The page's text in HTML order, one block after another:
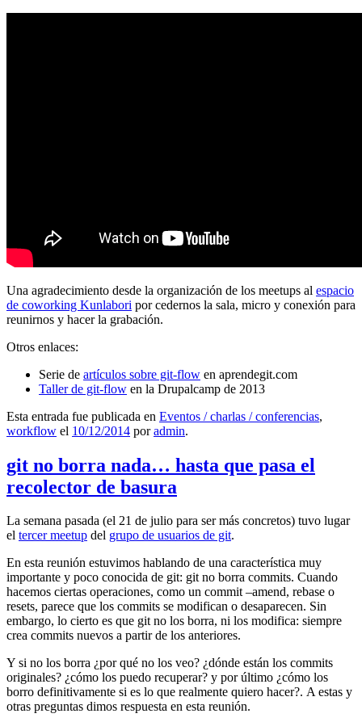
Una agradecimiento desde la organización de los meetups al espacio
de coworking Kunlabori por cedernos la sala, micro y conexión para
reunirnos y hacer la grabación.
Otros enlaces:
Serie de artículos sobre git-flow en aprendegit.com
Taller de git-flow en la Drupalcamp de 2013
Esta entrada fue publicada en Eventos / charlas / conferencias,
workflow el 10/12/2014 poradmin.
git no borra nada… hasta que pasa el
recolector de basura
La semana pasada (el 21 de julio para ser más concretos) tuvo lugar
el tercer meetup del grupo de usuarios de git.
En esta reunión estuvimos hablando de una característica muy
importante y poco conocida de git: git no borra commits. Cuando
hacemos ciertas operaciones, como un commit –amend, rebase o
resets, parece que los commits se modifican o desaparecen. Sin
embargo, lo cierto es que git no los borra, ni los modifica: siempre
crea commits nuevos a partir de los anteriores.
Y si no los borra ¿por qué no los veo? ¿dónde están los commits
originales? ¿cómo los puedo recuperar? y por último ¿cómo los
borro definitivamente si es lo que realmente quiero hacer?. A estas y
otras preguntas dimos respuesta en esta reunión.